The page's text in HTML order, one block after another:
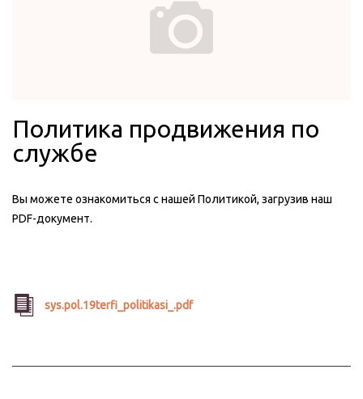
Политика продвижения по
службе
Вы можете ознакомиться с нашей Политикой, загрузив наш
PDF-документ.
sys.pol.19terfi_politikasi_.pdf